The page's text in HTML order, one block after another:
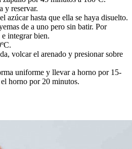
y reservar.
azúcar hasta que ella se haya disuelto.
de a uno pero sin batir. Por
integrar bien.
volcar el arenado y presionar sobre
uniforme y llevar a horno por 15-
horno por 20 minutos.